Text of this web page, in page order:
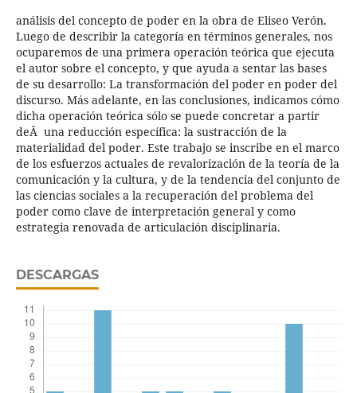
análisis del concepto de poder en la obra de Eliseo Verón.
Luego de describir la categoría en términos generales, nos
ocuparemos de una primera operación teórica que ejecuta
el autor sobre el concepto, y que ayuda a sentar las bases
de su desarrollo: La transformación del poder en poder del
discurso. Más adelante, en las conclusiones, indicamos cómo
dicha operación teórica sólo se puede concretar a partir
deÂ una reducción específica: la sustracción de la
materialidad del poder. Este trabajo se inscribe en el marco
de los esfuerzos actuales de revalorización de la teoría de la
comunicación y la cultura, y de la tendencia del conjunto de
las ciencias sociales a la recuperación del problema del
poder como clave de interpretación general y como
estrategia renovada de articulación disciplinaria.
DESCARGAS